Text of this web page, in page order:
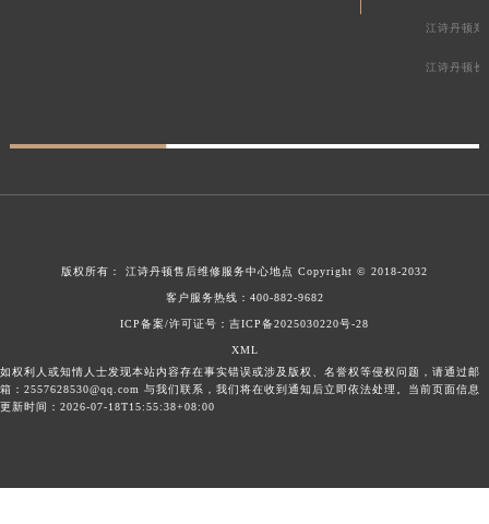
江诗丹顿郑
江诗丹顿长
版权所有： 江诗丹顿售后维修服务中心地点 Copyright © 2018-2032
客户服务热线： 400-882-9682
ICP备案/许可证号：吉ICP备2025030220号-28
XML
如权利人或知情人士发现本站内容存在事实错误或涉及版权、名誉权等侵权问题，请通过邮
箱：2557628530@qq.com 与我们联系，我们将在收到通知后立即依法处理。当前页面信息
更新时间：2026-07-18T15:55:38+08:00